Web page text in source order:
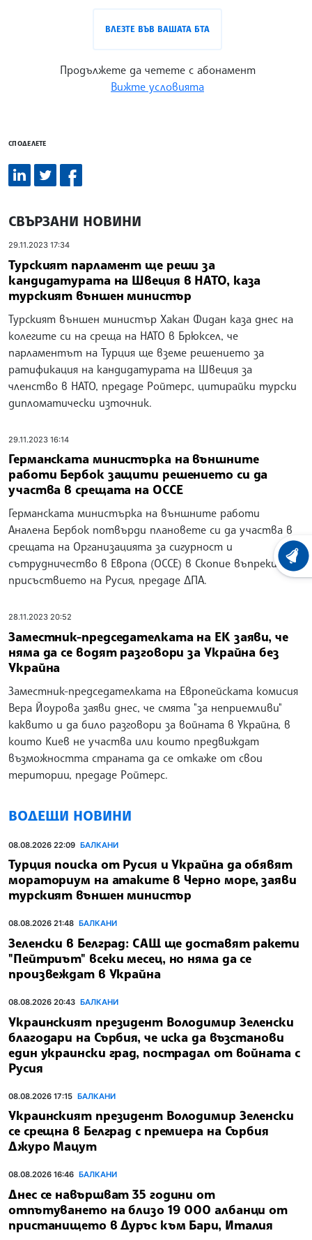
ВЛЕЗТЕ ВЪВ ВАШАТА БТА
Продължете да четете с абонамент
Вижте условията
СПОДЕЛЕТЕ
СВЪРЗАНИ НОВИНИ
29.11.2023 17:34
Турският парламент ще реши за
кандидатурата на Швеция в НАТО, каза
турският външен министър
Турският външен министър Хакан Фидан каза днес на
колегите си на среща на НАТО в Брюксел, че
парламентът на Турция ще вземе решението за
ратификация на кандидатурата на Швеция за
членство в НАТО, предаде Ройтерс, цитирайки турски
дипломатически източник.
29.11.2023 16:14
Германската министърка на външните
работи Бербок защити решението си да
участва в срещата на ОССЕ
Германската министърка на външните работи
Аналена Бербок потвърди плановете си да участва в
срещата на Организацията за сигурност и
сътрудничество в Европа (ОССЕ) в Скопие въпреки
присъствието на Русия, предаде ДПА.
28.11.2023 20:52
Заместник-председателката на ЕК заяви, че
няма да се водят разговори за Украйна без
Украйна
Заместник-председателката на Европейската комисия
Вера Йоурова заяви днес, че смята "за неприемливи"
каквито и да било разговори за войната в Украйна, в
които Киев не участва или които предвиждат
възможността страната да се откаже от свои
територии, предаде Ройтерс.
ВОДЕЩИ НОВИНИ
08.08.2026 22:09 БАЛКАНИ
Турция поиска от Русия и Украйна да обявят
мораториум на атаките в Черно море, заяви
турският външен министър
08.08.2026 21:48 БАЛКАНИ
Зеленски в Белград: САЩ ще доставят ракети
"Пейтриът" всеки месец, но няма да се
произвеждат в Украйна
08.08.2026 20:43 БАЛКАНИ
Украинският президент Володимир Зеленски
благодари на Сърбия, че иска да възстанови
един украински град, пострадал от войната с
Русия
08.08.2026 17:15 БАЛКАНИ
Украинският президент Володимир Зеленски
се срещна в Белград с премиера на Сърбия
Джуро Мацут
08.08.2026 16:46 БАЛКАНИ
Днес се навършват 35 години от
отпътуването на близо 19 000 албанци от
пристанището в Дуръс към Бари, Италия